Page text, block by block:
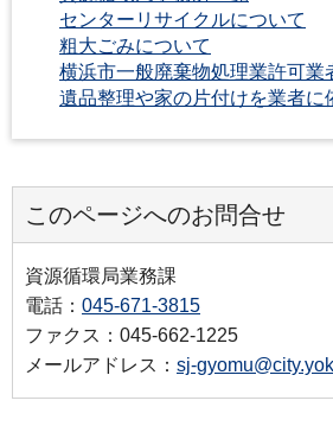
センターリサイクルについて
粗大ごみについて
横浜市一般廃棄物処理業許可業
遺品整理や家の片付けを業者に
このページへのお問合せ
資源循環局業務課
電話： 045-671-3815
ファクス：045-662-1225
メールアドレス： sj-